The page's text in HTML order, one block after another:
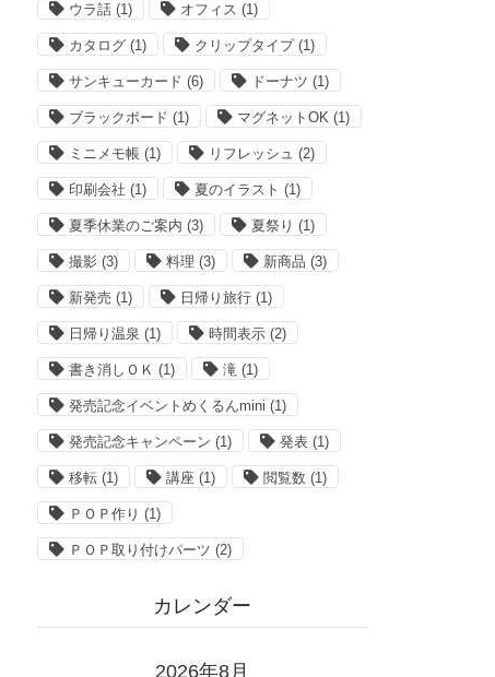
ウラ話 (1) オフィス (1)
カタログ (1) クリップタイプ(1)
サンキューカード (6) ドーナツ (1)
ブラックボード (1) マグネットOK (1)
ミニメモ帳 (1) リフレッシュ (2)
印刷会社 (1) 夏のイラスト (1)
夏季休業のご案内 (3) 夏祭り (1)
撮影 (3) 料理 (3) 新商品 (3)
新発売 (1) 日帰り旅行 (1)
日帰り温泉 (1) 時間表示 (2)
書き消しＯＫ (1) 滝 (1)
発売記念イベントめくるんmini (1)
発売記念キャンペーン (1) 発表 (1)
移転 (1) 講座 (1) 閲覧数 (1)
ＰＯＰ作り (1)
ＰＯＰ取り付けパーツ (2)
カレンダー
2026年8月